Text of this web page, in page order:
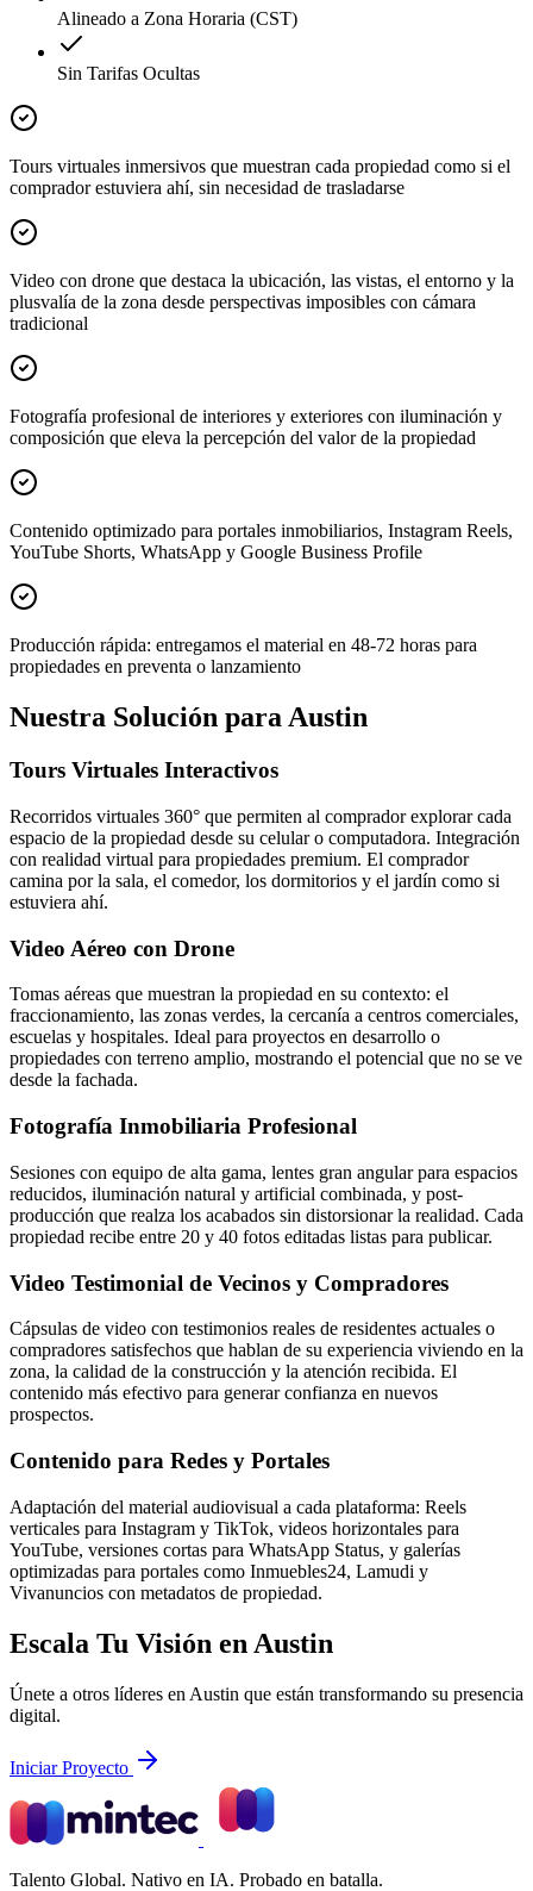
Alineado a Zona Horaria (CST)
Sin Tarifas Ocultas
Tours virtuales inmersivos que muestran cada propiedad como si el
comprador estuviera ahí, sin necesidad de trasladarse
Video con drone que destaca la ubicación, las vistas, el entorno y la
plusvalía de la zona desde perspectivas imposibles con cámara
tradicional
Fotografía profesional de interiores y exteriores con iluminación y
composición que eleva la percepción del valor de la propiedad
Contenido optimizado para portales inmobiliarios, Instagram Reels,
YouTube Shorts, WhatsApp y Google Business Profile
Producción rápida: entregamos el material en 48-72 horas para
propiedades en preventa o lanzamiento
Nuestra Solución para Austin
Tours Virtuales Interactivos
Recorridos virtuales 360° que permiten al comprador explorar cada
espacio de la propiedad desde su celular o computadora. Integración
con realidad virtual para propiedades premium. El comprador
camina por la sala, el comedor, los dormitorios y el jardín como si
estuviera ahí.
Video Aéreo con Drone
Tomas aéreas que muestran la propiedad en su contexto: el
fraccionamiento, las zonas verdes, la cercanía a centros comerciales,
escuelas y hospitales. Ideal para proyectos en desarrollo o
propiedades con terreno amplio, mostrando el potencial que no se ve
desde la fachada.
Fotografía Inmobiliaria Profesional
Sesiones con equipo de alta gama, lentes gran angular para espacios
reducidos, iluminación natural y artificial combinada, y post-
producción que realza los acabados sin distorsionar la realidad. Cada
propiedad recibe entre 20 y 40 fotos editadas listas para publicar.
Video Testimonial de Vecinos y Compradores
Cápsulas de video con testimonios reales de residentes actuales o
compradores satisfechos que hablan de su experiencia viviendo en la
zona, la calidad de la construcción y la atención recibida. El
contenido más efectivo para generar confianza en nuevos
prospectos.
Contenido para Redes y Portales
Adaptación del material audiovisual a cada plataforma: Reels
verticales para Instagram y TikTok, videos horizontales para
YouTube, versiones cortas para WhatsApp Status, y galerías
optimizadas para portales como Inmuebles24, Lamudi y
Vivanuncios con metadatos de propiedad.
Escala Tu Visión en Austin
Únete a otros líderes en Austin que están transformando su presencia
digital.
Iniciar Proyecto
Talento Global. Nativo en IA. Probado en batalla.